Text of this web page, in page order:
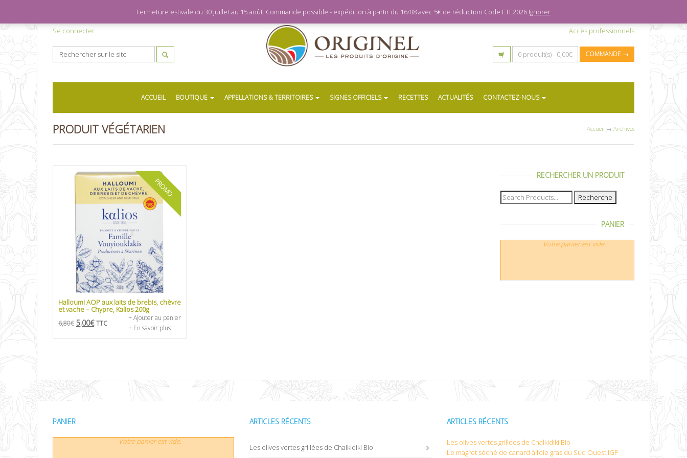
Se connecter Accès professionnels
0 produit(s) - 0,00€ COMMANDE →
ACCUEIL BOUTIQUE APPELLATIONS & TERRITOIRES SIGNES OFFICIELS RECETTES ACTUALITÉS CONTACTEZ-NOUS
PRODUIT VÉGÉTARIEN Accueil → Archives
PROMO
Halloumi AOP aux laits de brebis, chèvre
et vache – Chypre, Kalios 200g
6,80€ 5,00€ TTC
+ Ajouter au panier
+ En savoir plus
RECHERCHER UN PRODUIT
Recherche
pour :
PANIER
Votre panier est vide.
PANIER
Votre panier est vide.
ARTICLES RÉCENTS
Les olives vertes grillées de Chalkidiki Bio
ARTICLES RÉCENTS
Les olives vertes grillées de Chalkidiki Bio
Le magret séché de canard à foie gras du Sud Ouest IGP
Fermeture estivale du 30 juillet au 15 août. Commande possible - expédition à partir du 16/08 avec 5€ de réduction Code ETE2026 Ignorer